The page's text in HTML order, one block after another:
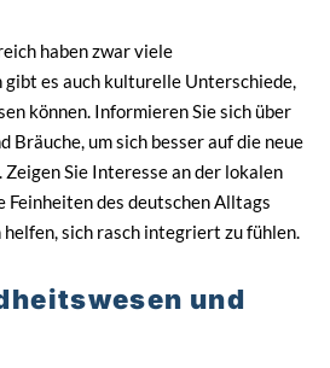
haben zwar viele
gibt es auch kulturelle Unterschiede,
können. Informieren Sie sich über
Bräuche, um sich besser auf die neue
Sie Interesse an der lokalen
Feinheiten des deutschen Alltags
sich rasch integriert zu fühlen.
und